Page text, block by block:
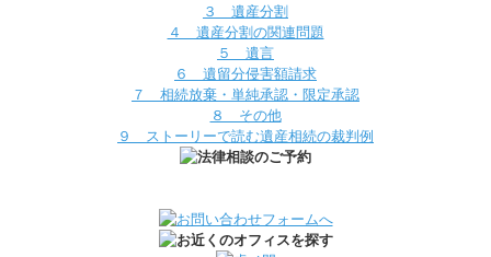
３ 遺産分割
４ 遺産分割の関連問題
５ 遺言
６ 遺留分侵害額請求
７ 相続放棄・単純承認・限定承認
８ その他
９ ストーリーで読む遺産相続の裁判例